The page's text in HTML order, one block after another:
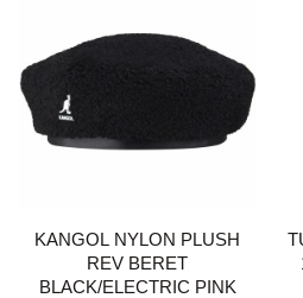
KANGOL NYLON PLUSH
REV BERET
BLACK/ELECTRIC PINK